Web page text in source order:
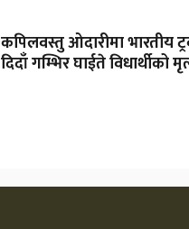
कपिलवस्तु ओदारीमा भारतीय
दिदाँ गम्भिर घाईते विधार्थीको